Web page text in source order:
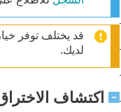
لديك.
اكتشاف